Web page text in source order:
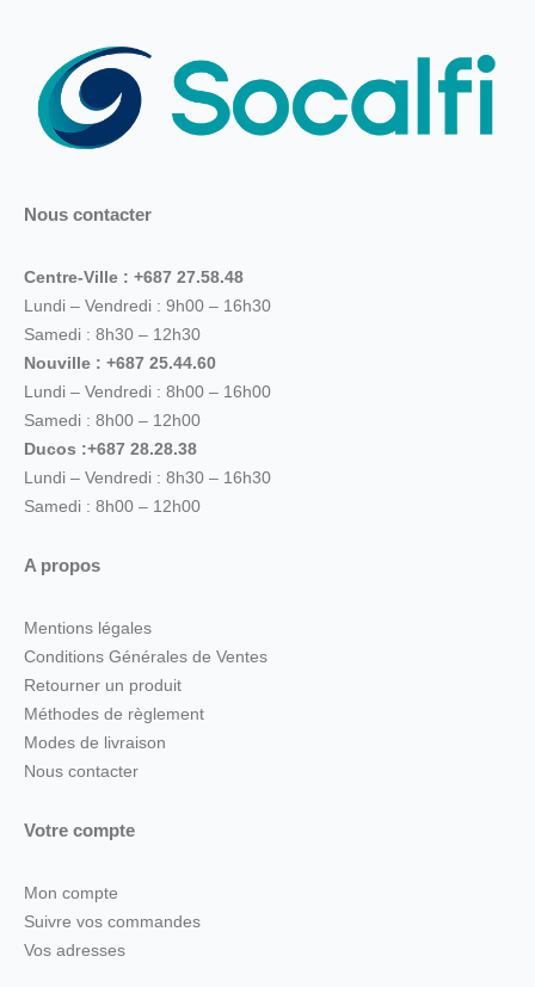
Nous contacter
Centre-Ville : +687 27.58.48
Lundi – Vendredi : 9h00 – 16h30
Samedi : 8h30 – 12h30
Nouville : +687 25.44.60
Lundi – Vendredi : 8h00 – 16h00
Samedi : 8h00 – 12h00
Ducos :+687 28.28.38
Lundi – Vendredi : 8h30 – 16h30
Samedi : 8h00 – 12h00
A propos
Mentions légales
Conditions Générales de Ventes
Retourner un produit
Méthodes de règlement
Modes de livraison
Nous contacter
Votre compte
Mon compte
Suivre vos commandes
Vos adresses